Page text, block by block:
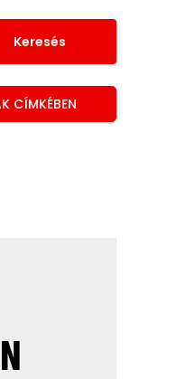
Keresés
CÍMKÉBEN